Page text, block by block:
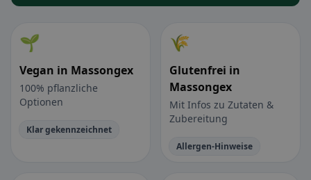
🌱
Vegan in Massongex
100% pflanzliche
Optionen
Klar gekennzeichnet
🌾
Glutenfrei in
Massongex
Mit Infos zu Zutaten &
Zubereitung
Allergen-Hinweise